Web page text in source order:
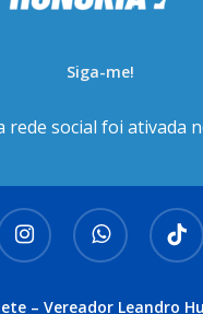
Siga-me!
rede social foi ativada
instagram whatsapp tiktok
– Vereador Leandro